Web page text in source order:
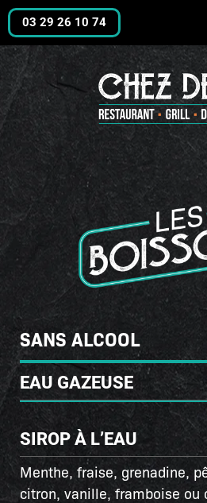
03 29 26 10 74
SANS ALCOOL
EAU GAZEUSE
SIROP À L’EAU
Menthe, fraise, grenadine,
citron, vanille, framboise ou